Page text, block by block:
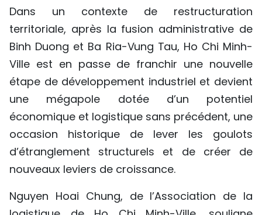
Dans un contexte de restructuration
territoriale, après la fusion administrative de
Binh Duong et Ba Ria-Vung Tau, Ho Chi Minh-
Ville est en passe de franchir une nouvelle
étape de développement industriel et devient
une mégapole dotée d’un potentiel
économique et logistique sans précédent, une
occasion historique de lever les goulots
d’étranglement structurels et de créer de
nouveaux leviers de croissance.
Nguyen Hoai Chung, de l’Association de la